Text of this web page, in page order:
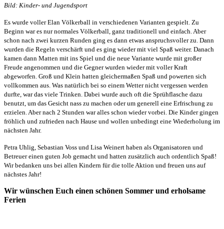
Bild: Kinder- und Jugendsport
Es wurde voller Elan Völkerball in verschiedenen Varianten gespielt. Zu
Beginn war es nur normales Völkerball, ganz traditionell und einfach. Aber
schon nach zwei kurzen Runden ging es dann etwas anspruchsvoller zu. Dann
wurden die Regeln verschärft und es ging wieder mit viel Spaß weiter. Danach
kamen dann Matten mit ins Spiel und die neue Variante wurde mit großer
Freude angenommen und die Gegner wurden wieder mit voller Kraft
abgeworfen. Groß und Klein hatten gleichermaßen Spaß und powerten sich
vollkommen aus. Was natürlich bei so einem Wetter nicht vergessen werden
durfte, war das viele Trinken. Dabei wurde auch oft die Sprühflasche dazu
benutzt, um das Gesicht nass zu machen oder um generell eine Erfrischung zu
erzielen. Aber nach 2 Stunden war alles schon wieder vorbei. Die Kinder gingen
fröhlich und zufrieden nach Hause und wollen unbedingt eine Wiederholung im
nächsten Jahr.
Petra Uhlig, Sebastian Voss und Lisa Weinert haben als Organisatoren und
Betreuer einen guten Job gemacht und hatten zusätzlich auch ordentlich Spaß!
Wir bedanken uns bei allen Kindern für die tolle Aktion und freuen uns auf
nächstes Jahr!
Wir wünschen Euch einen schönen Sommer und erholsame
Ferien